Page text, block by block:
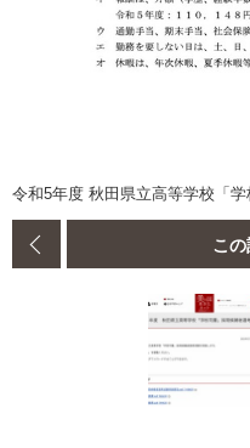
令和5年度 秋田県立高等学校「
こ